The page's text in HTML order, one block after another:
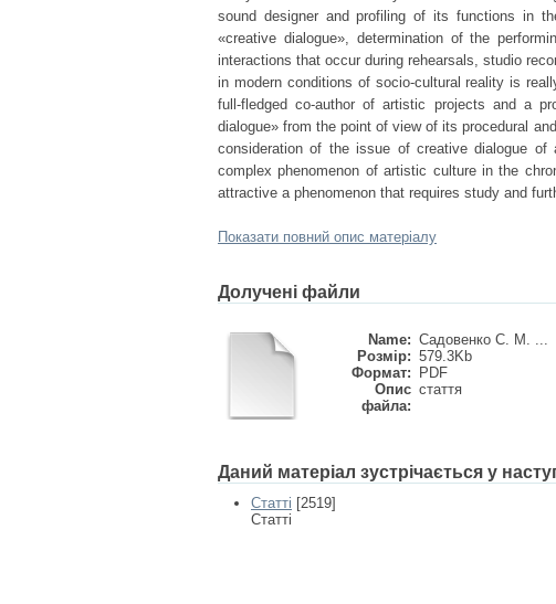
sound designer and profiling of its functions in
«creative dialogue», determination of the
interactions that occur during rehearsals, studio
in modern conditions of socio-cultural reality is
full-fledged co-author of artistic projects and a
dialogue» from the point of view of its procedural
consideration of the issue of creative dialogue
complex phenomenon of artistic culture in the
attractive a phenomenon that requires study and
Показати повний опис матеріалу
Долучені файли
Name: Садовенко С. М. ...
Розмір: 579.3Kb
Формат:
PDF
Опис
файла:
стаття
Даний матеріал зустрічається у
Статті [2519]
Статті